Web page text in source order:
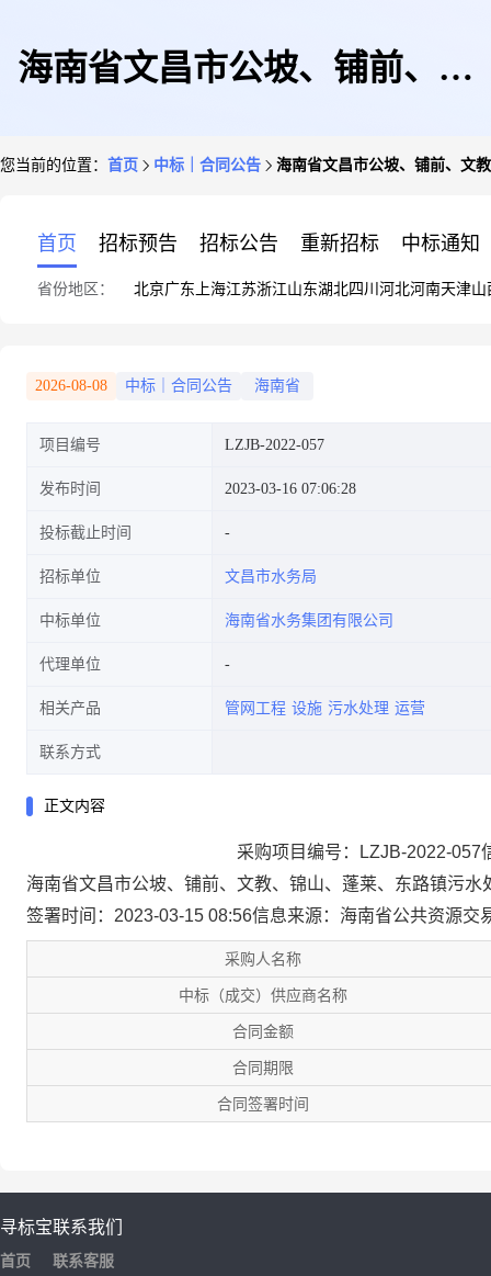
海南省文昌市公坡、铺前、文
合同
您当前的位置： 首页 中标｜合同公告 海南省文昌市公坡、铺前、文
首页 招标预告 招标公告 重新招标 中标通知
省份地区： 北京广东 上海江苏浙江山东湖北四川 河北河南天津山
2026-08-08 中标｜合同公告 海南省
项目编号 LZJB-2022-057
发布时间 2023-03-16 07:06:28
投标截止时间
招标单位 文昌市水务局
中标单位 海南省水务集团有限公司
代理单位
相关产品 管网工程 设施 污水处理 运营
联系方式
正文内容
采购项目编号：LZJB-2022-057
海南省文昌市公坡、铺前、文教、锦山、蓬莱、东路镇污
签署时间：2023-03-15 08:56信息来源： 海南省公共资源交
采购人名称
中标（成交）供应商名称
合同金额
合同期限
合同签署时间
寻标宝
首页
联系我们
联系客服